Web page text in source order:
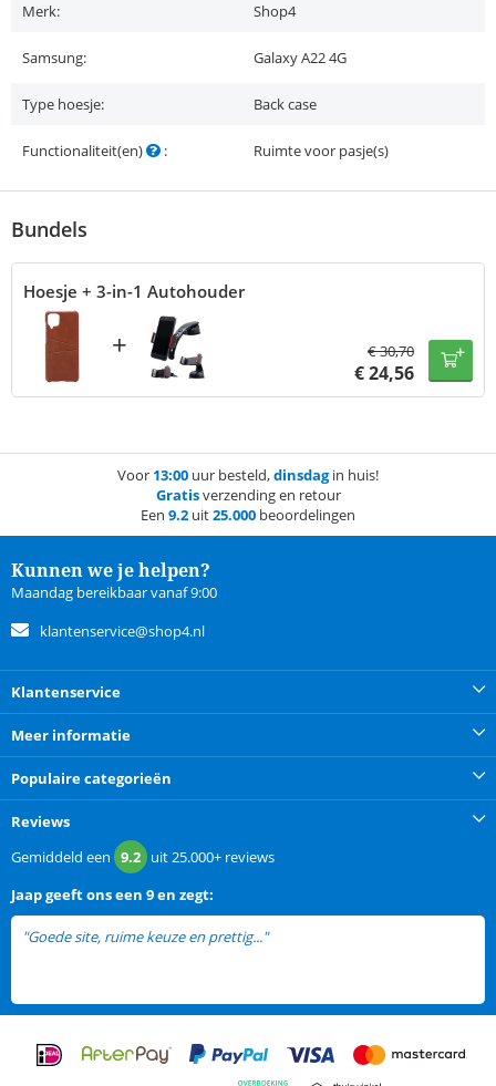
Merk: Shop4
Samsung: Galaxy A22 4G
Type hoesje: Back case
Functionaliteit(en) : Ruimte voor pasje(s)
Bundels
Hoesje + 3-in-1 Autohouder
+ €30,70
€24,56
Voor 13:00 uur besteld,dinsdagin huis!
Gratisverzending en retour
Een 9.2 uit25.000 beoordelingen
Kunnen we je helpen?
Maandag bereikbaar vanaf 9:00
klantenservice@shop4.nl
Klantenservice
Meer informatie
Populaire categorieën
Reviews
Gemiddeld een 9.2 uit25.000+ reviews
Jaapgeeft ons een 9 en zegt:
"Goede site, ruime keuze en prettig..."